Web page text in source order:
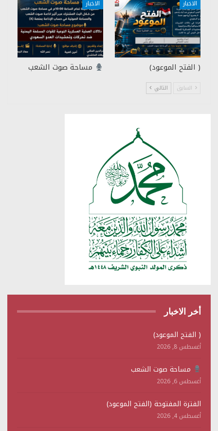
الاخبار
( الفتح الموعود)
الاخبار
مساحة صوت الشعب
السابق التالي
أخر الاخبار
( الفتح الموعود)
أغسطس 8, 2026
مساحة صوت الشعب
أغسطس 6, 2026
الفترة المفتوحة (الفتح الموعود)
أغسطس 4, 2026